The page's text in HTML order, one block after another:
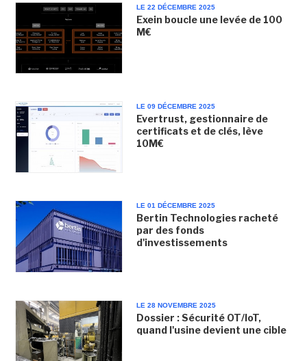
LE 22 DÉCEMBRE 2025
Exein boucle une levée de 100
M€
LE 09 DÉCEMBRE 2025
Evertrust, gestionnaire de
certificats et de clés, lève
10M€
LE 01 DÉCEMBRE 2025
Bertin Technologies racheté
par des fonds
d'investissements
LE 28 NOVEMBRE 2025
Dossier : Sécurité OT/IoT,
quand l'usine devient une cible